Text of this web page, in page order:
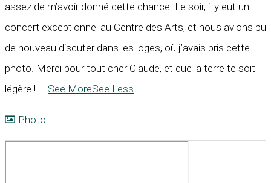
assez de m’avoir donné cette chance. Le soir, il y eut un
concert exceptionnel au Centre des Arts, et nous avions pu
de nouveau discuter dans les loges, où j’avais pris cette
photo. Merci pour tout cher Claude, et que la terre te soit
légère ! ... See MoreSee Less
Photo